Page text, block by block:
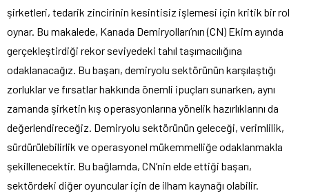
şirketleri, tedarik zincirinin kesintisiz işlemesi için kritik bir rol
oynar. Bu makalede, Kanada Demiryolları’nın (CN) Ekim ayında
gerçekleştirdiği rekor seviyedeki tahıl taşımacılığına
odaklanacağız. Bu başarı, demiryolu sektörünün karşılaştığı
zorluklar ve fırsatlar hakkında önemli ipuçları sunarken, aynı
zamanda şirketin kış operasyonlarına yönelik hazırlıklarını da
değerlendireceğiz. Demiryolu sektörünün geleceği, verimlilik,
sürdürülebilirlik ve operasyonel mükemmelliğe odaklanmakla
şekillenecektir. Bu bağlamda, CN’nin elde ettiği başarı,
sektördeki diğer oyuncular için de ilham kaynağı olabilir.